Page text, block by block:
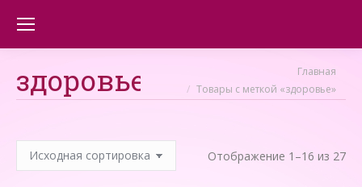
здоровье
Главная
Товары с меткой «здоровье»
Отображение 1–16 из 27